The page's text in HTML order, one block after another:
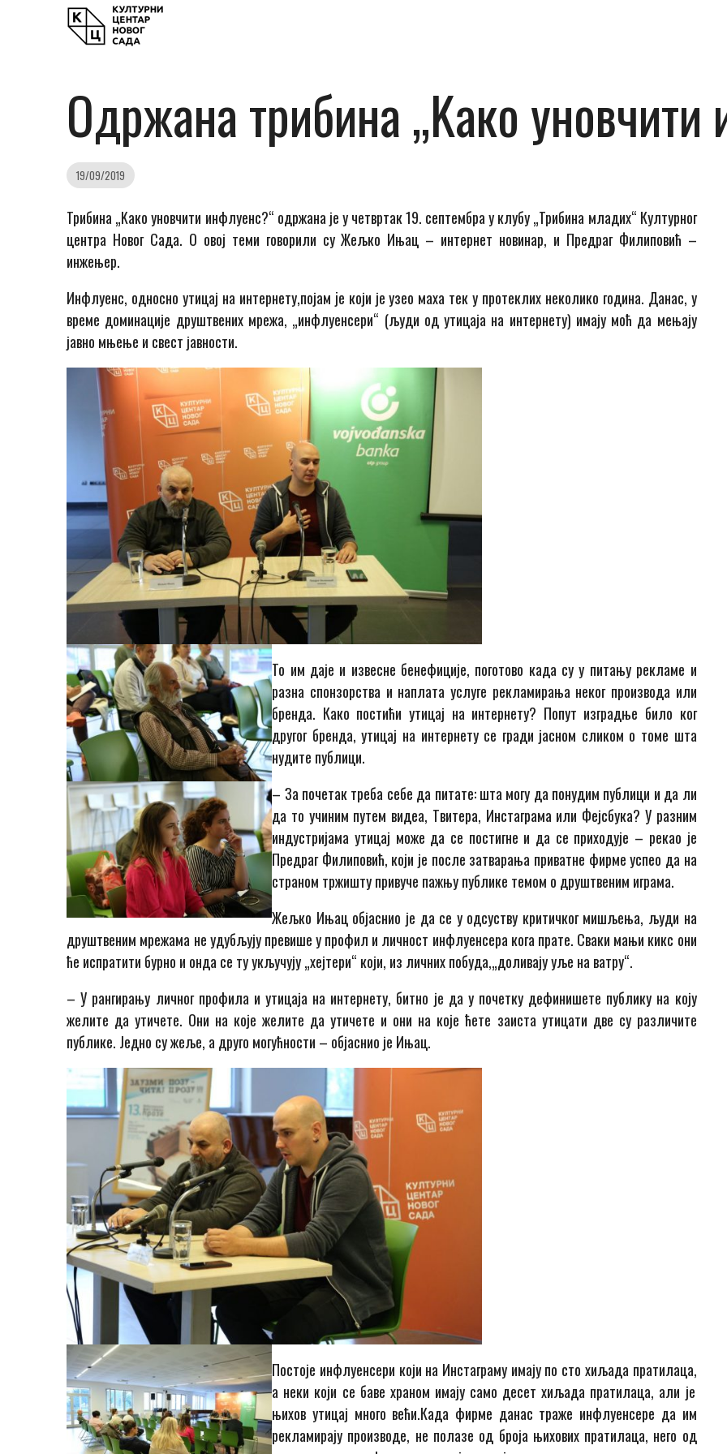
Одржана трибина „Kако
19/09/2019
Трибина „Kако уновчити инфлуенс?“ одржана јеу четвртак19. септембра у клубу „Трибина младих“ Културног
центра Новог Сада. О овој теми говорили суЖељко Ињац – интернет новинар, и Предраг Филиповић –
инжењер.
Инфлуенс, односно утицај на интернету,појам je који је узео маха тек у протеклих неколико година. Данас, у
време доминације друштвених мрежа, „инфлуенсери“ (људи од утицаја на интернету) имају моћ да мењају
јавно мњење и свест јавности.
То им даје и извесне бенефиције, поготово када су у питању рекламе и
разна спонзорства и наплата услуге рекламирања неког производа или
бренда. Како постићи утицај на интернету? Попут изградње било ког
другог бренда, утицај на интернету се гради јасном сликом о томе шта
нудите публици.
– За почетак треба себе да питате: шта могу да понудим публици и да ли
да то учиним путем видеа, Tвитера, Инстаграма или Фејсбука? У разним
индустријама утицај може да се постигне и да се приходује – рекао је
Предраг Филиповић, који је после затварања приватне фирме успео да на
страном тржиштупривуче пажњу публике темом о друштвеним играма.
Жељко Ињац објаснио је да се у одсуству критичког мишљења, људи на
друштвеним мрежама не удубљујупревишеу профил и личност инфлуенсера кога прате. Сваки мањи кикс они
ће испратити бурно и онда се ту укључују „хејтери“ који, из личних побуда,„доливајууље на ватру“.
– У рангирању личног профила и утицаја на интернету, битно је да у почетку дефинишете публику на коју
желите да утичете. Они на које желите да утичете и они на које ћете заиста утицати две су различите
публике. Једно су жеље, а друго могућности – објаснио је Ињац.
Постоје инфлуенсери који на Инстаграму имају по сто хиљада пратилаца,
а неки који се баве храном имају само десет хиљада пратилаца, али је
њихов утицај много већи.Када фирме данас траже инфлуенсере да им
рекламирају производе, не полазе од броја њихових пратилаца, него од